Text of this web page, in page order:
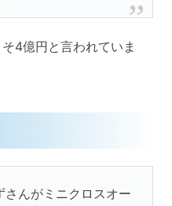
4億円と言われていま
んがミニクロスオー